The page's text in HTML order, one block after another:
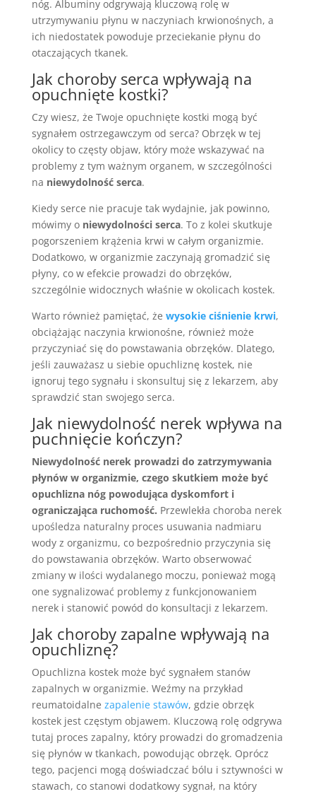
nóg. Albuminy odgrywają kluczową rolę w
utrzymywaniu płynu w naczyniach krwionośnych, a
ich niedostatek powoduje przeciekanie płynu do
otaczających tkanek.
Jak choroby serca wpływają na
opuchnięte kostki?
Czy wiesz, że Twoje opuchnięte kostki mogą być
sygnałem ostrzegawczym od serca? Obrzęk w tej
okolicy to częsty objaw, który może wskazywać na
problemy z tym ważnym organem, w szczególności
na niewydolność serca.
Kiedy serce nie pracuje tak wydajnie, jak powinno,
mówimy o niewydolności serca. To z kolei skutkuje
pogorszeniem krążenia krwi w całym organizmie.
Dodatkowo, w organizmie zaczynają gromadzić się
płyny, co w efekcie prowadzi do obrzęków,
szczególnie widocznych właśnie w okolicach kostek.
Warto również pamiętać, że wysokie ciśnienie krwi,
obciążając naczynia krwionośne, również może
przyczyniać się do powstawania obrzęków. Dlatego,
jeśli zauważasz u siebie opuchliznę kostek, nie
ignoruj tego sygnału i skonsultuj się z lekarzem, aby
sprawdzić stan swojego serca.
Jak niewydolność nerek wpływa na
puchnięcie kończyn?
Niewydolność nerek prowadzi do zatrzymywania
płynów w organizmie, czego skutkiem może być
opuchlizna nóg powodująca dyskomfort i
ograniczająca ruchomość. Przewlekła choroba nerek
upośledza naturalny proces usuwania nadmiaru
wody z organizmu, co bezpośrednio przyczynia się
do powstawania obrzęków. Warto obserwować
zmiany w ilości wydalanego moczu, ponieważ mogą
one sygnalizować problemy z funkcjonowaniem
nerek i stanowić powód do konsultacji z lekarzem.
Jak choroby zapalne wpływają na
opuchliznę?
Opuchlizna kostek może być sygnałem stanów
zapalnych w organizmie. Weźmy na przykład
reumatoidalne zapalenie stawów, gdzie obrzęk
kostek jest częstym objawem. Kluczową rolę odgrywa
tutaj proces zapalny, który prowadzi do gromadzenia
się płynów w tkankach, powodując obrzęk. Oprócz
tego, pacjenci mogą doświadczać bólu i sztywności w
stawach, co stanowi dodatkowy sygnał, na który